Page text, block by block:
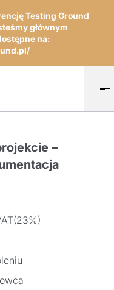
Testing Ground
głównym
na:
–